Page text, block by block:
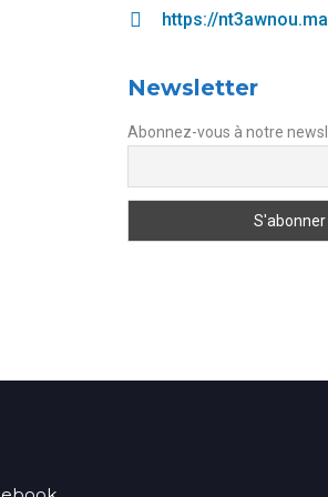
https://
Newsletter
Abonnez-vous à notre